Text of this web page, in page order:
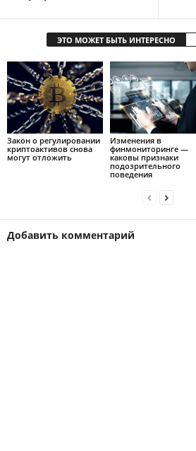
ЭТО МОЖЕТ БЫТЬ ИНТЕРЕСНО
Закон о регулировании
криптоактивов снова
могут отложить
Изменения в
финмониторинге —
каковы признаки
подозрительного
поведения
Добавить комментарий